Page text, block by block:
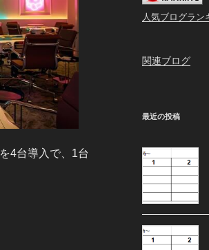
を4台導入で、1台
人気ブログラン
関連ブログ
最近の投稿